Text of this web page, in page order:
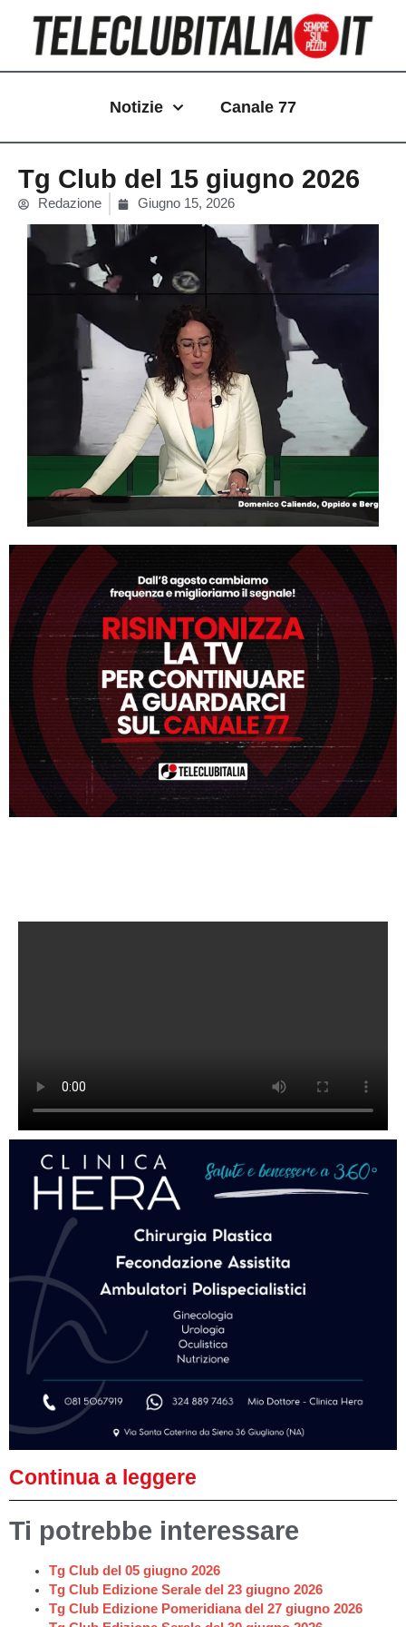
contenuto
Notizie Canale 77
Tg Club del 15 giugno 2026
Redazione Giugno 15, 2026
Continua a leggere
Ti potrebbe interessare
Tg Club del 05 giugno 2026
Tg Club Edizione Serale del 23 giugno 2026
Tg Club Edizione Pomeridiana del 27 giugno 2026